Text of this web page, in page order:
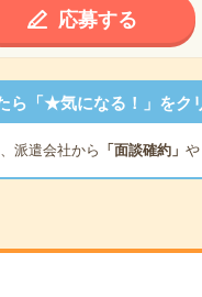
応募する
ら「★気になる！」をク
派遣会社から 「面談確約」 や